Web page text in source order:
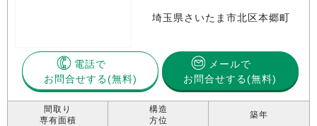
埼玉県さいたま市北区本郷町
電話で
お問合せする
メールで
お問合せする(無料)
間取り
専有面積
構造
方位
築年